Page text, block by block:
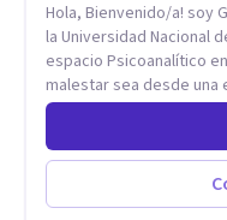
Hola, Bienvenido/a! soy
la Universidad Nacional
espacio Psicoanalítico
malestar sea desde una
rescatando lo singular
Considero que todas
sufrir y cada una por
espacio donde se le
singulares de cada uno,